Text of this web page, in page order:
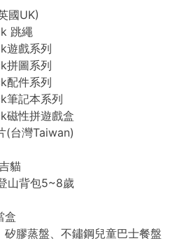
國UK)
跳繩
遊戲系列
拼圖系列
配件系列
筆記本系列
磁性拼遊戲盒
(台灣Taiwan)
貓
山背包5~8歲
盒
矽膠蒸盤、不鏽鋼兒童巴士餐盤